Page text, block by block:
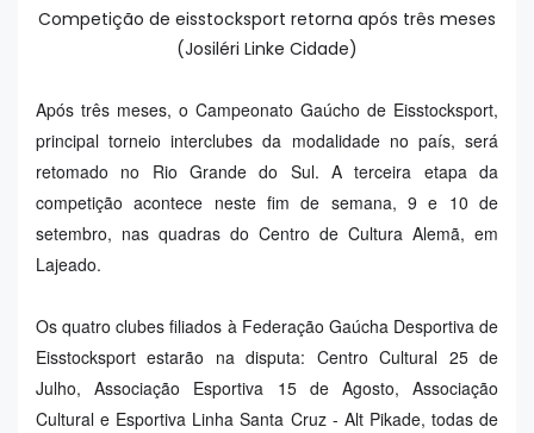
Competição de eisstocksport retorna após três meses
(Josiléri Linke Cidade)
Após três meses, o Campeonato Gaúcho de Eisstocksport,
principal torneio interclubes da modalidade no país, será
retomado no Rio Grande do Sul. A terceira etapa da
competição acontece neste fim de semana, 9 e 10 de
setembro, nas quadras do Centro de Cultura Alemã, em
Lajeado.
Os quatro clubes filiados à Federação Gaúcha Desportiva de
Eisstocksport estarão na disputa: Centro Cultural 25 de
Julho, Associação Esportiva 15 de Agosto, Associação
Cultural e Esportiva Linha Santa Cruz - Alt Pikade, todas de